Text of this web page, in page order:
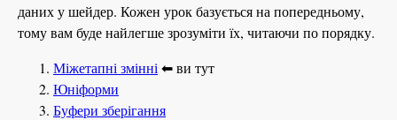
даних у шейдер. Кожен урок базується на попередньому,
тому вам буде найлегше зрозуміти їх, читаючи по порядку.
Міжетапні змінні ⬅ ви тут
Юніформи
Буфери зберігання